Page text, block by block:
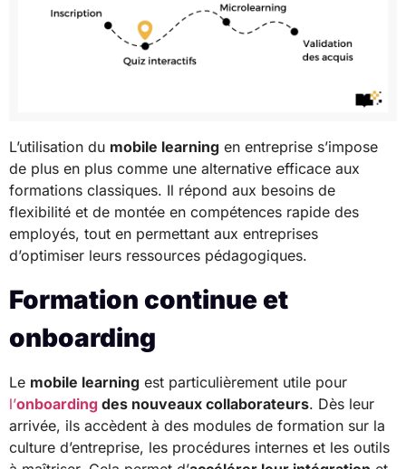
L’utilisation du mobile learning en entreprise s’impose
de plus en plus comme une alternative efficace aux
formations classiques. Il répond aux besoins de
flexibilité et de montée en compétences rapide des
employés, tout en permettant aux entreprises
d’optimiser leurs ressources pédagogiques.
Formation continue et
onboarding
Le mobile learning est particulièrement utile pour
l’onboarding des nouveaux collaborateurs. Dès leur
arrivée, ils accèdent à des modules de formation sur la
culture d’entreprise, les procédures internes et les outils